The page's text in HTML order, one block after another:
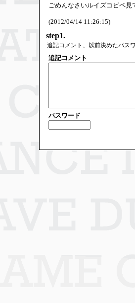
ごめんなさいルイズコピペ見
(2012/04/14 11:26:15)
step1.
追記コメント、以前決めたパス
追記コメント
パスワード